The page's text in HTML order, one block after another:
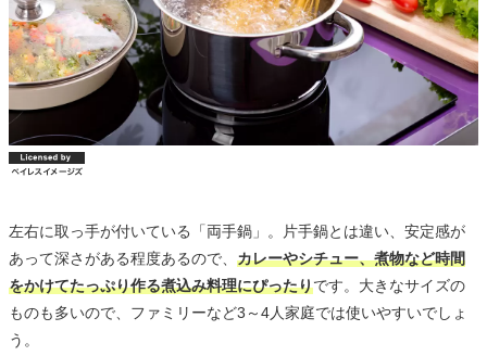
左右に取っ手が付いている「両手鍋」。片手鍋とは違い、安定感が
あって深さがある程度あるので、 カレーやシチュー、煮物など時間
をかけてたっぷり作る煮込み料理にぴったりです。大きなサイズの
ものも多いので、ファミリーなど3～4人家庭では使いやすいでしょ
う。